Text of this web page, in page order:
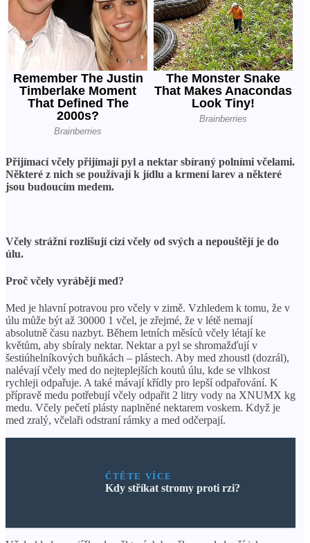
Přijímací včely přijímají pyl a nektar sbíraný polními včelami.
Některé z nich se používají k jídlu a krmení larev a některé
jsou budoucím medem.
Včely strážní rozlišují cizí včely od svých a nepouštějí je do
úlu.
Proč včely vyrábějí med?
Med je hlavní potravou pro včely v zimě. Vzhledem k tomu, že v
úlu může být až 30000 1 včel, je zřejmé, že v létě nemají
absolutně času nazbyt. Během letních měsíců včely létají ke
květům, aby sbíraly nektar. Nektar a pyl se shromažďují v
šestiúhelníkových buňkách – plástech. Aby med zhoustl (dozrál),
nalévají včely med do nejteplejších koutů úlu, kde se vlhkost
rychleji odpařuje. A také mávají křídly pro lepší odpařování. K
přípravě medu potřebují včely odpařit 2 litry vody na XNUMX kg
medu. Včely pečetí plásty naplněné nektarem voskem. Když je
med zralý, včelaři odstraní rámky a med odčerpají.
ČTĚTE VÍCE
Kdy stříkat stromy proti rzi?